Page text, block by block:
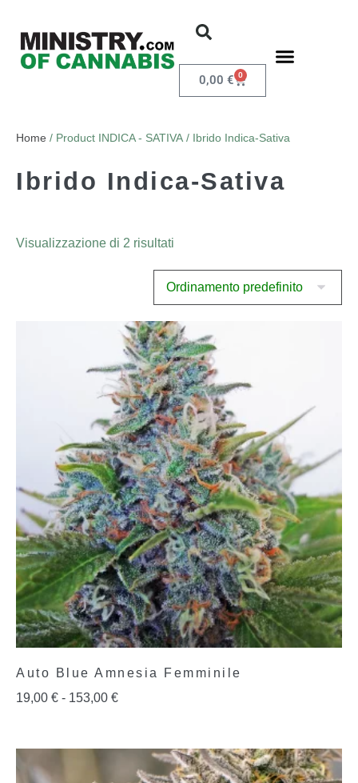
0,00 € 0
Home / Product INDICA - SATIVA / Ibrido Indica-Sativa
Ibrido Indica-Sativa
Visualizzazione di 2 risultati
Auto Blue Amnesia Femminile
19,00 € - 153,00 €